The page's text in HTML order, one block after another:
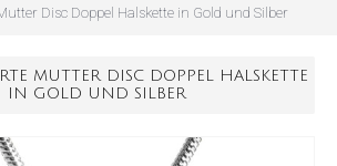
Disc Doppel Halskette in Gold und Silber
MUTTER DISC DOPPEL HALSKETTE
IN GOLD UND SILBER